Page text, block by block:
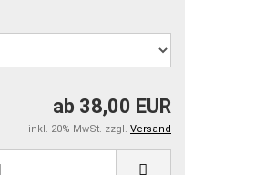
ab 38,00 EUR
inkl. 20% MwSt. zzgl. Versand